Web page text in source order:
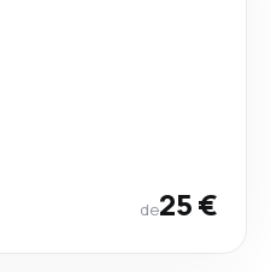
de25 €